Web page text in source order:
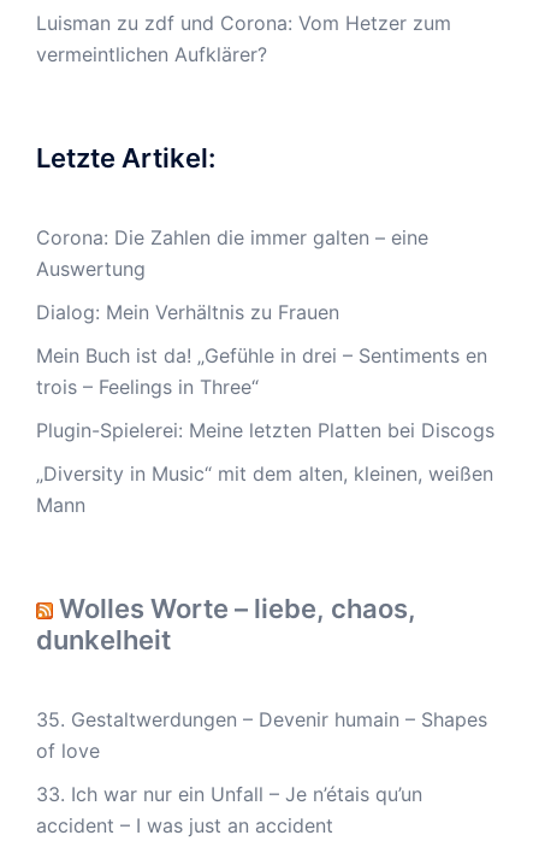
Luisman zu zdf und Corona: Vom Hetzer zum
vermeintlichen Aufklärer?
Letzte Artikel:
Corona: Die Zahlen die immer galten – eine
Auswertung
Dialog: Mein Verhältnis zu Frauen
Mein Buch ist da! „Gefühle in drei – Sentiments en
trois – Feelings in Three“
Plugin-Spielerei: Meine letzten Platten bei Discogs
„Diversity in Music“ mit dem alten, kleinen, weißen
Mann
Wolles Worte – liebe, chaos,
dunkelheit
35. Gestaltwerdungen – Devenir humain – Shapes
of love
33. Ich war nur ein Unfall – Je n’étais qu’un
accident – I was just an accident